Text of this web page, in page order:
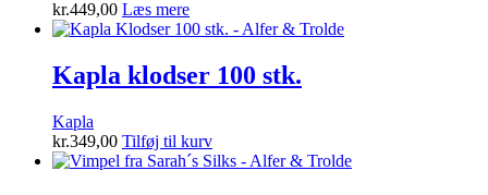
kr.449,00 Læs mere
Kapla klodser 100 stk.
Kapla
kr.349,00 Tilføj til kurv